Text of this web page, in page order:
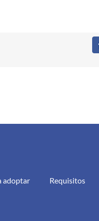
adoptar Requisitos